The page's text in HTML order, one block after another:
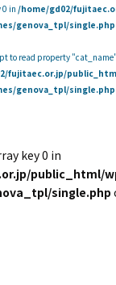
0 in /home/gd02/
genova_tpl/single.php
to read property
fujitaec.or.jp/
genova_tpl/single.php
key 0 in
public_html/
single.php